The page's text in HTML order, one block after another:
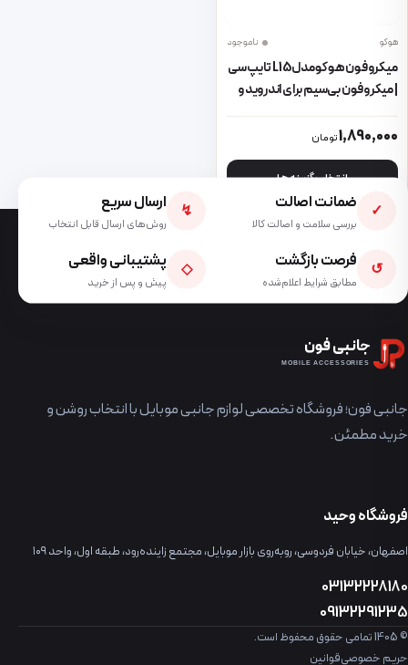
هوکو ناموجود
میکروفون هوکو مدل L15 تایپ سی
| میکروفون بی‌سیم برای اندروید و
1,890,000تومان
انتخاب گزینه ها
این محصول دارای انواع مختلفی می باشد. گزینه ها ممکن است در
✓ ضمانت اصالت
بررسی سلامت و اصالت کالا
↯ ارسال سریع
روش‌های ارسال قابل انتخاب
↺ فرصت بازگشت
مطابق شرایط اعلام‌شده
◇ پشتیبانی واقعی
پیش و پس از خرید
جانبی فون
MOBILE ACCESSORIES
جانبی فون؛ فروشگاه تخصصی لوازم جانبی موبایل با انتخاب روشن و
خرید مطمئن.
فروشگاه وحید
اصفهان، خیابان فردوسی، روبه‌روی بازار موبایل، مجتمع زاینده‌رود، طبقه اول، واحد ۱۰۹
03132228180
09132291235
© 1405 تمامی حقوق محفوظ است.
حریم خصوصیقوانین